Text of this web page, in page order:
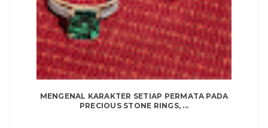
MENGENAL KARAKTER SETIAP PERMATA PADA
PRECIOUS STONE RINGS, ...